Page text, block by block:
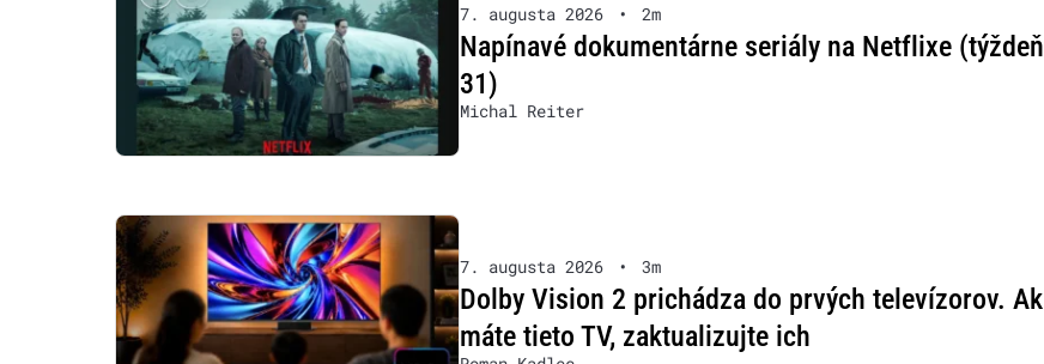
7. augusta 2026 • 2m
Napínavé dokumentárne seriály na Netflixe (týždeň
31)
Michal Reiter
7. augusta 2026 • 3m
Dolby Vision 2 prichádza do prvých televízorov. Ak
máte tieto TV, zaktualizujte ich